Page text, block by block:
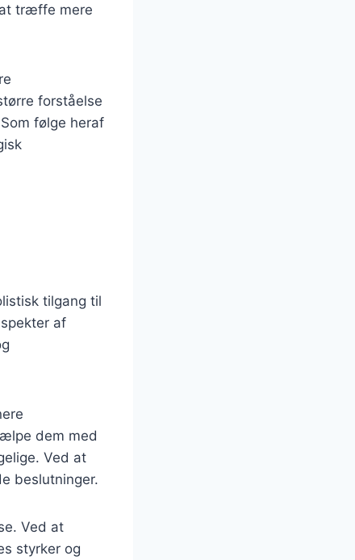
træffe mere
forståelse
følge heraf
tilgang til
af
dem med
Ved at
beslutninger.
Ved at
styrker og